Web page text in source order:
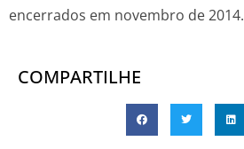
encerrados em novembro de 2014.
COMPARTILHE